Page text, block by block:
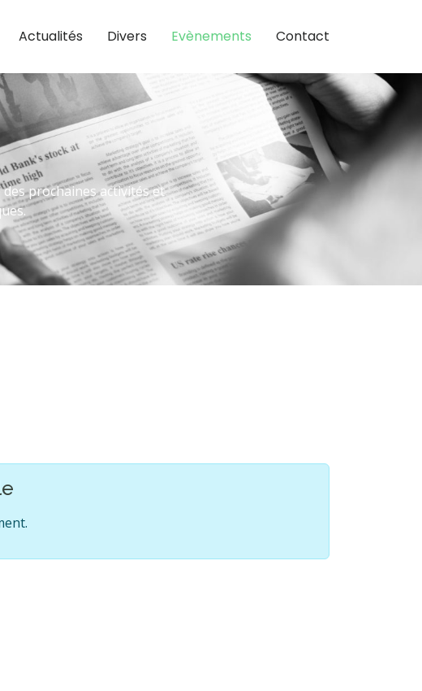
Actualités Divers Evènements Contact
prochaines activités et